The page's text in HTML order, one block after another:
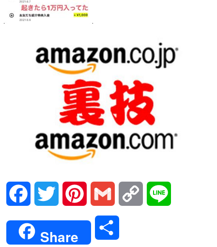
Facebook Twitter Pinterest Gmail Copy
Share